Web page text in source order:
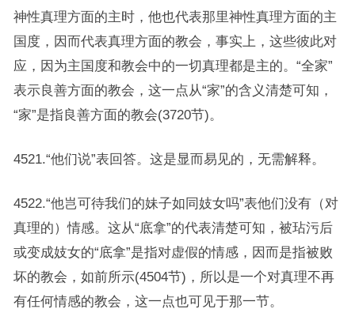
神性真理方面的主时，他也代表那里神性真理方面的主
国度，因而代表真理方面的教会，事实上，这些彼此对
应，因为主国度和教会中的一切真理都是主的。“全家”
表示良善方面的教会，这一点从“家”的含义清楚可知，
“家”是指良善方面的教会(3720节)。
4521.“他们说”表回答。这是显而易见的，无需解释。
4522.“他岂可待我们的妹子如同妓女吗”表他们没有（对
真理的）情感。这从“底拿”的代表清楚可知，被玷污后
或变成妓女的“底拿”是指对虚假的情感，因而是指被败
坏的教会，如前所示(4504节)，所以是一个对真理不再
有任何情感的教会，这一点也可见于那一节。